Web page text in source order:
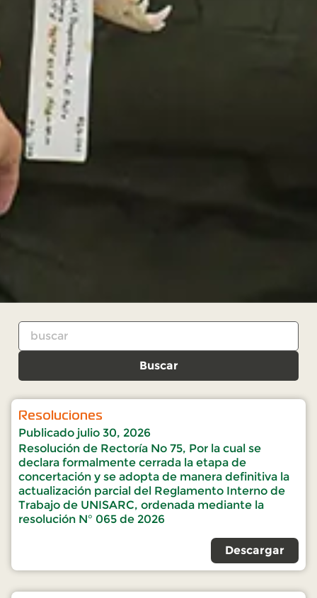
Buscar
Resoluciones
Publicado julio 30, 2026
Resolución de Rectoría No 75, Por la cual se
declara formalmente cerrada la etapa de
concertación y se adopta de manera definitiva la
actualización parcial del Reglamento Interno de
Trabajo de UNISARC, ordenada mediante la
resolución N° 065 de 2026
Descargar